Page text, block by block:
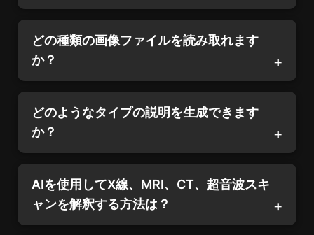
どの種類の画像ファイルを読み取れます
か？
どのようなタイプの説明を生成できます
か？
AIを使用してX線、MRI、CT、超音波スキ
ャンを解釈する方法は？